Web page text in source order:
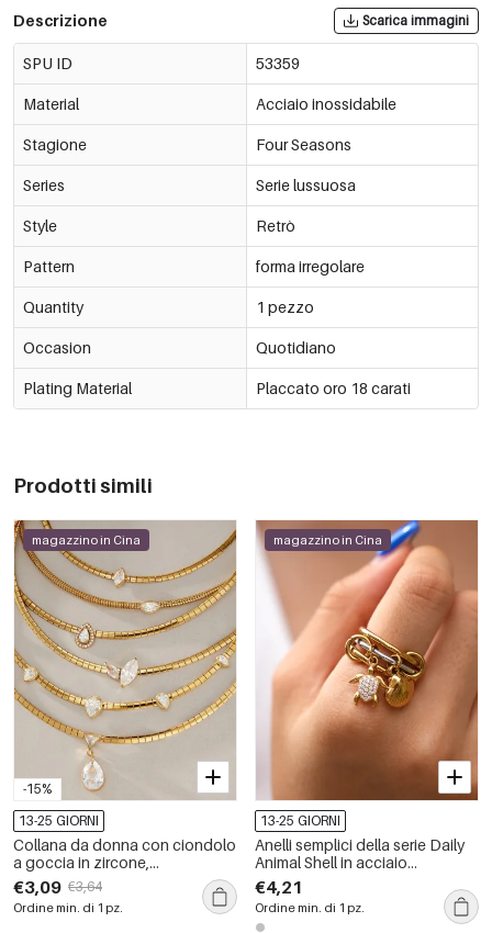
Descrizione Scarica immagini
SPU ID 53359
Material Acciaio inossidabile
Stagione Four Seasons
Series Serie lussuosa
Style Retrò
Pattern forma irregolare
Quantity 1 pezzo
Occasion Quotidiano
Plating Material Placcato oro 18 carati
Prodotti simili
-15%
magazzino in Cina
13-25 GIORNI
Collana da donna con ciondolo
a goccia in zircone,
impermeabile, in acciaio
inossidabile color oro.
€3,09 €3,64
Ordine min. di 1 pz.
magazzino in Cina
13-25 GIORNI
Anelli semplici della serie Daily
Animal Shell in acciaio
inossidabile impermeabile color
oro.
€4,21
Ordine min. di 1 pz.